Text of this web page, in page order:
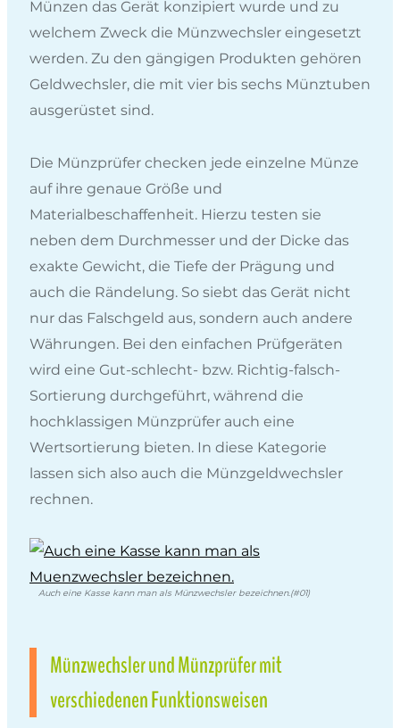
Münzen das Gerät konzipiert wurde und zu
welchem Zweck die Münzwechsler eingesetzt
werden. Zu den gängigen Produkten gehören
Geldwechsler, die mit vier bis sechs Münztuben
ausgerüstet sind.
Die Münzprüfer checken jede einzelne Münze
auf ihre genaue Größe und
Materialbeschaffenheit. Hierzu testen sie
neben dem Durchmesser und der Dicke das
exakte Gewicht, die Tiefe der Prägung und
auch die Rändelung. So siebt das Gerät nicht
nur das Falschgeld aus, sondern auch andere
Währungen. Bei den einfachen Prüfgeräten
wird eine Gut-schlecht- bzw. Richtig-falsch-
Sortierung durchgeführt, während die
hochklassigen Münzprüfer auch eine
Wertsortierung bieten. In diese Kategorie
lassen sich also auch die Münzgeldwechsler
rechnen.
Auch eine Kasse kann man als Münzwechsler bezeichnen.(#01)
Münzwechsler und Münzprüfer mit
verschiedenen Funktionsweisen